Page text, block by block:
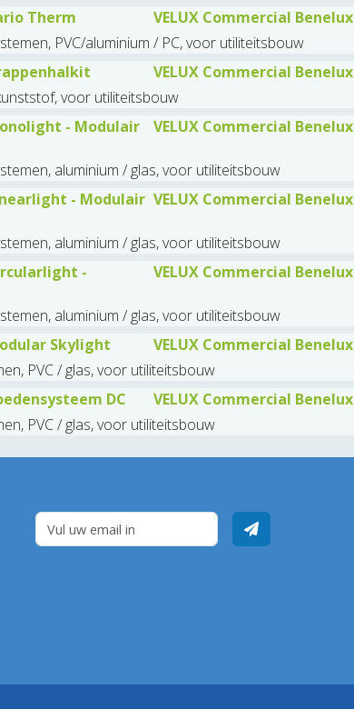
Therm
VELUX Commercial
PVC/aluminium / PC, voor utiliteitsbouw
VELUX Commercial
voor utiliteitsbouw
- Modulair
VELUX Commercial
aluminium / glas, voor utiliteitsbouw
- Modulair VELUX Commercial
aluminium / glas, voor utiliteitsbouw
-
VELUX Commercial
aluminium / glas, voor utiliteitsbouw
Skylight
VELUX Commercial
PVC / glas, voor utiliteitsbouw
DC
VELUX Commercial
PVC / glas, voor utiliteitsbouw